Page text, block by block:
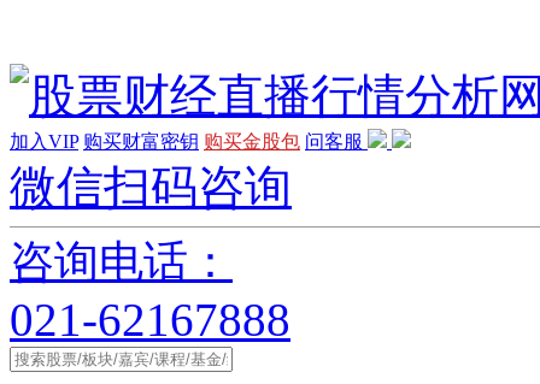
加入VIP 购买财富密钥 购买金股包 问客服
微信扫码咨询
咨询电话：
021-62167888